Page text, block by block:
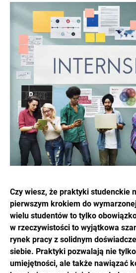
Czy wiesz, że praktyki studenckie
pierwszym krokiem do
wielu studentów to tylko
w rzeczywistości to wyjątkowa
rynek pracy z solidnym
siebie. Praktyki pozwalają nie
umiejętności, ale także nawiązać